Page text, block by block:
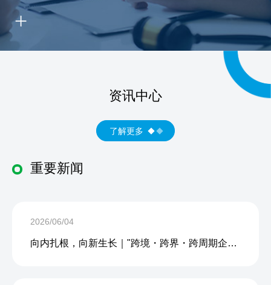
资讯中心
了解更多
重要新闻
2026/06/04
向内扎根，向新生长｜"跨境・跨界・跨周期企业内生力沙龙"成功举办